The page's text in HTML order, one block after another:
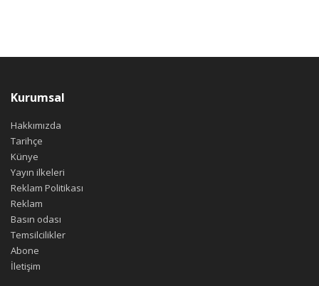
Kurumsal
Hakkımızda
Tarihçe
Künye
Yayın ilkeleri
Reklam Politikası
Reklam
Basın odası
Temsilcilikler
Abone
İletişim